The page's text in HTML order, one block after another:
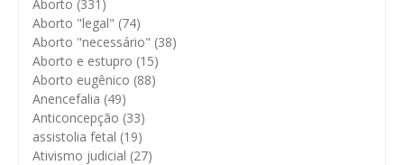
Aborto (331)
Aborto "legal" (74)
Aborto "necessário" (38)
Aborto e estupro (15)
Aborto eugênico (88)
Anencefalia (49)
Anticoncepção (33)
assistolia fetal (19)
Ativismo judicial (27)